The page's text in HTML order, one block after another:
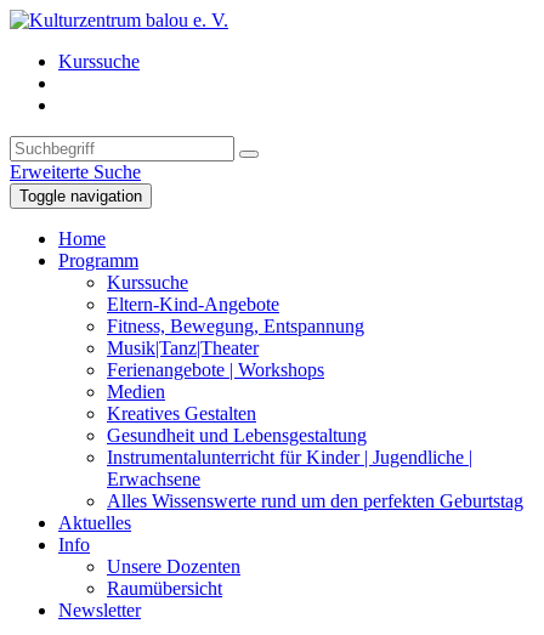
Kurssuche
Erweiterte Suche
Toggle navigation
Home
Programm
Kurssuche
Eltern-Kind-Angebote
Fitness, Bewegung, Entspannung
Musik|Tanz|Theater
Ferienangebote | Workshops
Medien
Kreatives Gestalten
Gesundheit und Lebensgestaltung
Instrumentalunterricht für Kinder | Jugendliche |
Erwachsene
Alles Wissenswerte rund um den perfekten Geburtstag
Aktuelles
Info
Unsere Dozenten
Raumübersicht
Newsletter